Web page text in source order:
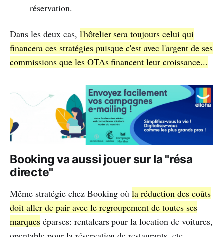
réservation.
Dans les deux cas, l'hôtelier sera toujours celui qui
financera ces stratégies puisque c'est avec l'argent de ses
commissions que les OTAs financent leur croissance...
Booking va aussi jouer sur la "résa
directe"
Même stratégie chez Booking où la réduction des coûts
doit aller de pair avec le regroupement de toutes ses
marques éparses: rentalcars pour la location de voitures,